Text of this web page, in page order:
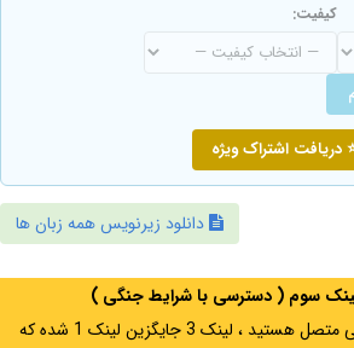
کیفیت:
دریافت اشتراک ویژه
دانلود زیرنویس همه زبان ها
سوم ( دسترسی با شرایط جنگی )
اگر از ایران به آدرس مخفی متصل هستید ، لینک 3 جایگزین لینک 1 شده که